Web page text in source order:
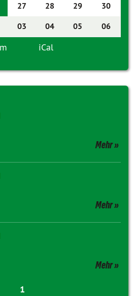
27 28 29
30
03 04 05 06
iCal
Mehr
Mehr
Mehr
1